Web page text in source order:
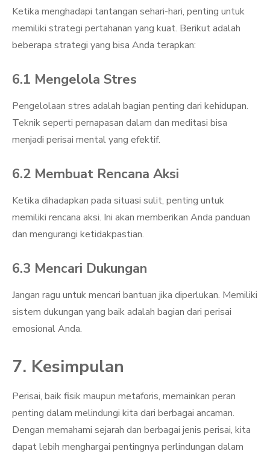
Ketika menghadapi tantangan sehari-hari, penting untuk
memiliki strategi pertahanan yang kuat. Berikut adalah
beberapa strategi yang bisa Anda terapkan:
6.1 Mengelola Stres
Pengelolaan stres adalah bagian penting dari kehidupan.
Teknik seperti pernapasan dalam dan meditasi bisa
menjadi perisai mental yang efektif.
6.2 Membuat Rencana Aksi
Ketika dihadapkan pada situasi sulit, penting untuk
memiliki rencana aksi. Ini akan memberikan Anda panduan
dan mengurangi ketidakpastian.
6.3 Mencari Dukungan
Jangan ragu untuk mencari bantuan jika diperlukan. Memiliki
sistem dukungan yang baik adalah bagian dari perisai
emosional Anda.
7. Kesimpulan
Perisai, baik fisik maupun metaforis, memainkan peran
penting dalam melindungi kita dari berbagai ancaman.
Dengan memahami sejarah dan berbagai jenis perisai, kita
dapat lebih menghargai pentingnya perlindungan dalam